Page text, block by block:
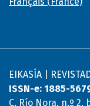
EIKASÍA |
ISSN-e: 1885-
C. Río Nora, n.º 2,